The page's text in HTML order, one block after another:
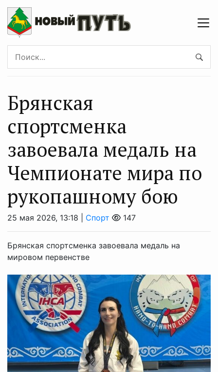
Брянская
спортсменка
завоевала медаль на
Чемпионате мира по
рукопашному бою
25 мая 2026, 13:18 | Спорт 147
Брянская спортсменка завоевала медаль на
мировом первенстве